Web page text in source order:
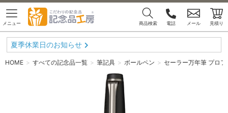
メニュー 商品検索 電話 メール 見積り
夏季休業日のお知らせ
HOME すべての記念品一覧 筆記具 ボールペン セーラー万年筆 プロ